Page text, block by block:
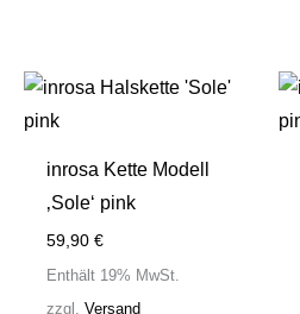
inrosa Kette Modell
‚Sole‘ pink
59,90€
Enthält 19% MwSt.
zzgl.Versand